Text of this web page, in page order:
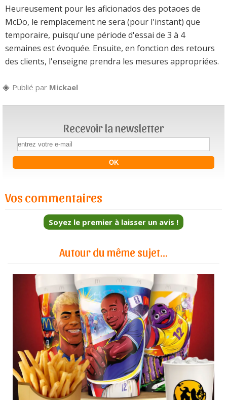
Heureusement pour les aficionados des potaoes de
McDo, le remplacement ne sera (pour l'instant) que
temporaire, puisqu'une période d'essai de 3 à 4
semaines est évoquée. Ensuite, en fonction des retours
des clients, l'enseigne prendra les mesures appropriées.
Publié par Mickael
Recevoir la newsletter
Vos commentaires
Soyez le premier à laisser un avis !
Autour du même sujet...